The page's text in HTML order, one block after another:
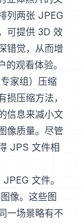
列两张 JPEG
可提供 3D 效
错觉，从而增
观看体验。
家组）压缩
压缩方法，
信息来减小文
像质量。尽管
JPS 文件相
文件。
像。这些图
一场景略有不